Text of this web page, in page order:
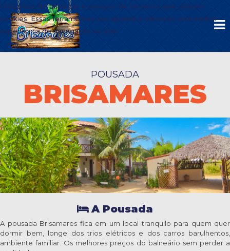
POUSADA
BRISAMARES
A Pousada
A pousada Brisamares fica em um local tranquilo para quem quer
dormir bem, longe dos trios elétricos e dos carros barulhentos,
ambiente familiar. Os melhores preços do balneário sem perder a
Utilizamos ferramentas e serviços de terceiros que utilizam
cookies. Essas ferramentas nos ajudam a oferecer uma melhor
experiência de navegação no site.
Ok